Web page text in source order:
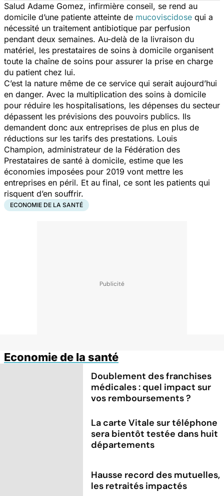
Salud Adame Gomez, infirmière conseil, se rend au
domicile d’une patiente atteinte de mucoviscidose qui a
nécessité un traitement antibiotique par perfusion
pendant deux semaines. Au-delà de la livraison du
matériel, les prestataires de soins à domicile organisent
toute la chaîne de soins pour assurer la prise en charge
du patient chez lui.
C’est la nature même de ce service qui serait aujourd’hui
en danger. Avec la multiplication des soins à domicile
pour réduire les hospitalisations, les dépenses du secteur
dépassent les prévisions des pouvoirs publics. Ils
demandent donc aux entreprises de plus en plus de
réductions sur les tarifs des prestations. Louis
Champion, administrateur de la Fédération des
Prestataires de santé à domicile, estime que les
économies imposées pour 2019 vont mettre les
entreprises en péril. Et au final, ce sont les patients qui
risquent d’en souffrir.
ECONOMIE DE LA SANTÉ
Economie de la santé
Doublement des franchises
médicales : quel impact sur
vos remboursements ?
La carte Vitale sur téléphone
sera bientôt testée dans huit
départements
Hausse record des mutuelles,
les retraités impactés